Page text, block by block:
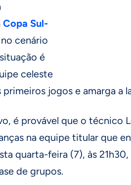
Copa Sul-
no cenário
é
celeste
jogos e amarga a
é provável que o técnico
na equipe titular que
quarta-feira (7), às
de grupos.